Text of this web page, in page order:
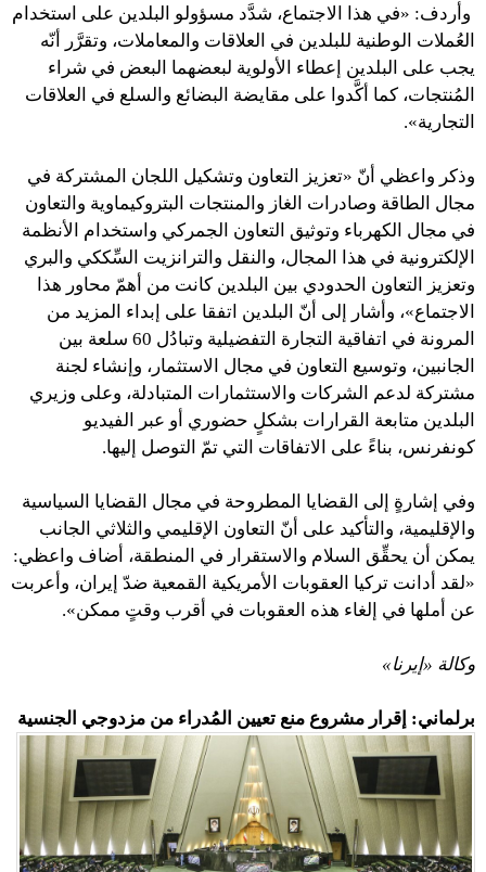
وأردف: «في هذا الاجتماع، شدَّد مسؤولو البلدين على استخدام
العُملات الوطنية للبلدين في العلاقات والمعاملات، وتقرَّر أنّه
يجب على البلدين إعطاء الأولوية لبعضهما البعض في شراء
المُنتجات، كما أكَّدوا على مقايضة البضائع والسلع في العلاقات
التجارية». ‌
وذكر واعظي أنّ «تعزيز التعاون وتشكيل اللجان المشتركة في
مجال الطاقة وصادرات الغاز والمنتجات البتروكيماوية والتعاون
في مجال الكهرباء وتوثيق التعاون الجمركي واستخدام الأنظمة
الإلكترونية في هذا المجال، والنقل والترانزيت السِّككي والبري
وتعزيز التعاون الحدودي بين البلدين كانت من أهمّ محاور هذا
الاجتماع»، وأشار إلى أنّ البلدين اتفقا على إبداء المزيد من
المرونة في اتفاقية التجارة التفضيلية وتبادُل 60 سلعة بين
الجانبين، وتوسيع التعاون في مجال الاستثمار، وإنشاء لجنة
مشتركة لدعم الشركات والاستثمارات المتبادلة، وعلى وزيري
البلدين متابعة القرارات بشكلٍ حضوري أو عبر الفيديو
كونفرنس، بناءً على الاتفاقات التي تمّ التوصل إليها.
وفي إشارةٍ إلى القضايا المطروحة في مجال القضايا السياسية
والإقليمية، والتأكيد على أنّ التعاون الإقليمي والثلاثي الجانب
يمكن أن يحقِّق السلام والاستقرار في المنطقة، أضاف واعظي:
«لقد أدانت تركيا العقوبات الأمريكية القمعية ضدّ إيران، وأعربت
عن أملها في إلغاء هذه العقوبات في أقرب وقتٍ ممكن».
وكالة «إيرنا»
برلماني: إقرار مشروع منع تعيين المُدراء من مزدوجي الجنسية